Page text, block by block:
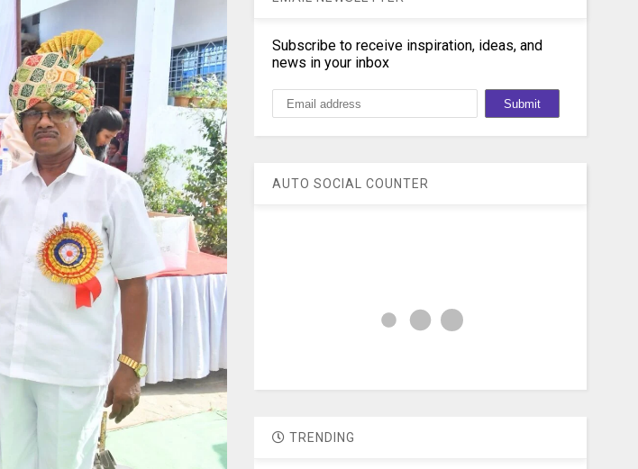
Subscribe to receive inspiration, ideas, and
news in your inbox
AUTO SOCIAL COUNTER
TRENDING